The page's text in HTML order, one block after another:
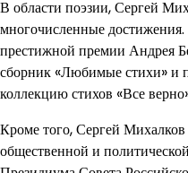
В области поэзии, Сергей
многочисленные достижения.
престижной премии Андрея
сборник «Любимые стихи»
коллекцию стихов «Все
Кроме того, Сергей Михалков
общественной и